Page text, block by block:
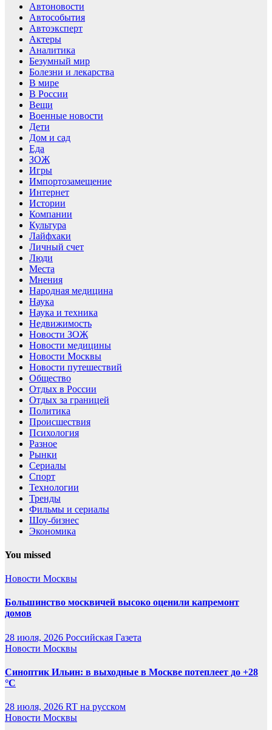
Автоновости
Автособытия
Автоэксперт
Актеры
Аналитика
Безумный мир
Болезни и лекарства
В мире
В России
Вещи
Военные новости
Дети
Дом и сад
Еда
ЗОЖ
Игры
Импортозамещение
Интернет
Истории
Компании
Культура
Лайфхаки
Личный счет
Люди
Места
Мнения
Народная медицина
Наука
Наука и техника
Недвижимость
Новости ЗОЖ
Новости медицины
Новости Москвы
Новости путешествий
Общество
Отдых в России
Отдых за границей
Политика
Происшествия
Психология
Разное
Рынки
Сериалы
Спорт
Технологии
Тренды
Фильмы и сериалы
Шоу-бизнес
Экономика
You missed
Новости Москвы
Большинство москвичей высоко оценили капремонт
домов
28 июля, 2026 Российская Газета
Новости Москвы
Синоптик Ильин: в выходные в Москве потеплеет до +28
°C
28 июля, 2026 RT на русском
Новости Москвы